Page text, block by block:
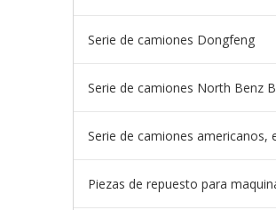
Serie de camiones Dongfeng